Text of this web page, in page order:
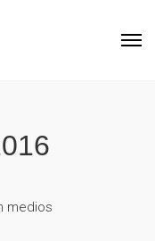
medios